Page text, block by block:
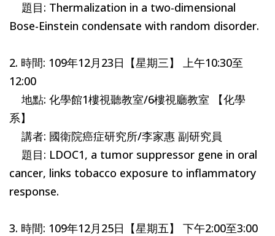
題目: Thermalization in a two-dimensional
Bose-Einstein condensate with random disorder.
2. 時間: 109年12月23日【星期三】 上午10:30至
12:00
地點: 化學館1樓視聽教室/6樓視廳教室 【化學
系】
講者: 國衛院癌症研究所/李家惠 副研究員
題目: LDOC1, a tumor suppressor gene in oral
cancer, links tobacco exposure to inflammatory
response.
3. 時間: 109年12月25日【星期五】 下午2:00至3:00